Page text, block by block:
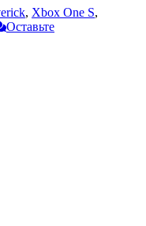
, Xbox One S,
Оставьте